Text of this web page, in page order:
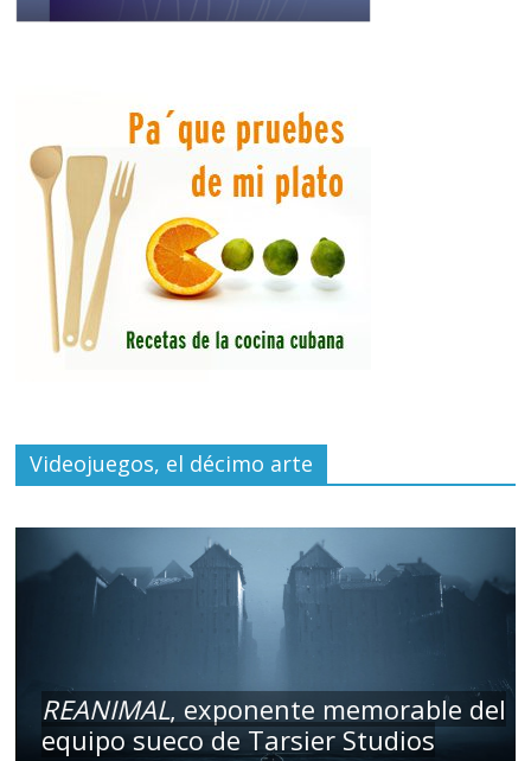
Videojuegos, el décimo arte
REANIMAL, exponente memorable del
equipo sueco de Tarsier Studios